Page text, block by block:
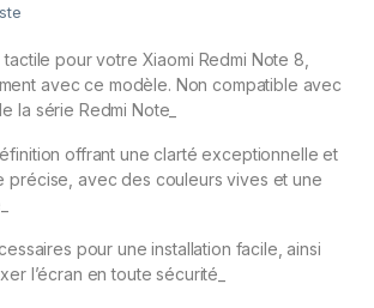
tactile pour votre Xiaomi Redmi Note 8,
avec ce modèle. Non compatible avec
la série Redmi Note_
offrant une clarté exceptionnelle et
précise, avec des couleurs vives et une
pour une installation facile, ainsi
l’écran en toute sécurité_